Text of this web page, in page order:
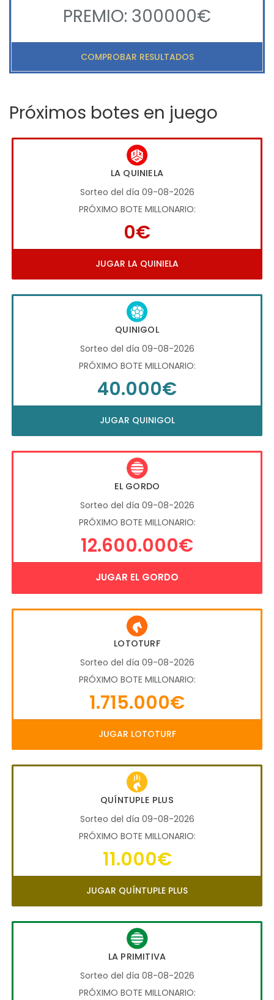
PREMIO: 300000€
COMPROBAR RESULTADOS
Próximos botes en juego
LA QUINIELA
Sorteo del día 09-08-2026
PRÓXIMO BOTE MILLONARIO:
0€
JUGAR LA QUINIELA
QUINIGOL
Sorteo del día 09-08-2026
PRÓXIMO BOTE MILLONARIO:
40.000€
JUGAR QUINIGOL
EL GORDO
Sorteo del día 09-08-2026
PRÓXIMO BOTE MILLONARIO:
12.600.000€
JUGAR EL GORDO
LOTOTURF
Sorteo del día 09-08-2026
PRÓXIMO BOTE MILLONARIO:
1.715.000€
JUGAR LOTOTURF
QUÍNTUPLE PLUS
Sorteo del día 09-08-2026
PRÓXIMO BOTE MILLONARIO:
11.000€
JUGAR QUÍNTUPLE PLUS
LA PRIMITIVA
Sorteo del día 08-08-2026
PRÓXIMO BOTE MILLONARIO: